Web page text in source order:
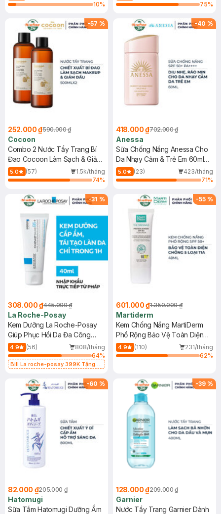
10%
75%
-57 %
252.000 ₫590.000 ₫
Cocoon
Combo 2 Nước Tẩy Trang Bí
Đao Cocoon Làm Sạch & Giảm
Dầu 500ml
5.0 (57)
1.5k/tháng
74%
-40 %
418.000 ₫702.000 ₫
Anessa
Sữa Chống Nắng Anessa Cho
Da Nhạy Cảm & Trẻ Em 60ml
(Mới)
5.0 (23)
423/tháng
71%
-31 %
308.000 ₫445.000 ₫
La Roche-Posay
Kem Dưỡng La Roche-Posay
Giúp Phục Hồi Da Đa Công
Dụng 40ml
4.9 (56)
808/tháng
64%
Bill La roche-posay 399K Tặng
(SL có hạn)
-55 %
601.000 ₫1.350.000 ₫
Martiderm
Kem Chống Nắng MartiDerm
Phổ Rộng Bảo Vệ Toàn Diện
40ml
4.9 (110)
231/tháng
62%
-60 %
82.000 ₫205.000 ₫
Hatomugi
Sữa Tắm Hatomugi Dưỡng Ẩm
-39 %
128.000 ₫209.000 ₫
Garnier
Nước Tẩy Trang Garnier Dành